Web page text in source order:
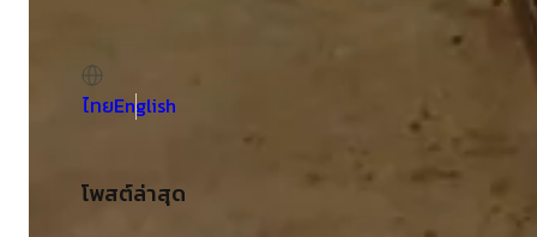
English
ไทย
โพสต์ล่าสุด